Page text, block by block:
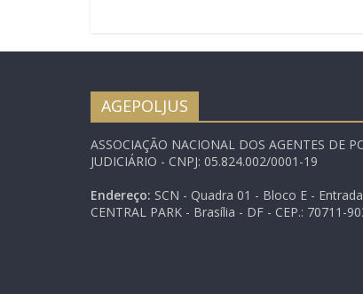
AGEPOLJUS
ASSOCIAÇÃO NACIONAL DOS AGENTES DE
JUDICIÁRIO - CNPJ: 05.824.002/0001-19
Endereço: SCN - Quadra 01 - Bloco E -
CENTRAL PARK - Brasília - DF - CEP.: 70711-